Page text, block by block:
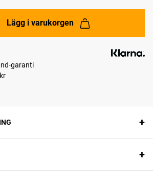
Lägg i varukorgen
garanti
+
+